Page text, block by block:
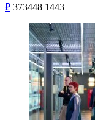
₽ 373448 1443